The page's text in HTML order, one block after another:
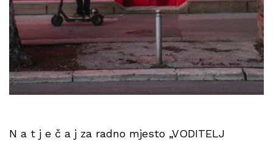
N a t j e č a j za radno mjesto „VODITELJ